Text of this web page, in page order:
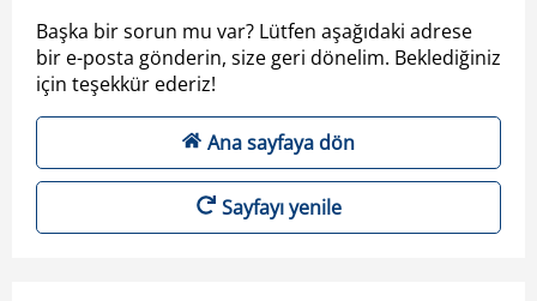
Başka bir sorun mu var? Lütfen aşağıdaki adrese
bir e-posta gönderin, size geri dönelim. Beklediğiniz
için teşekkür ederiz!
Ana sayfaya dön
Sayfayı yenile